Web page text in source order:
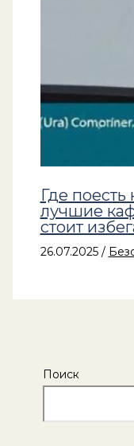
Где поесть
лучшие
стоит
26.07.2025 /
Поиск